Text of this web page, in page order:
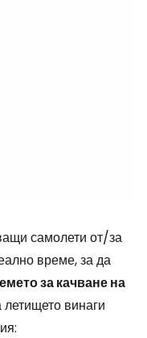
самолети от/за
време, за да
за качване на
винаги